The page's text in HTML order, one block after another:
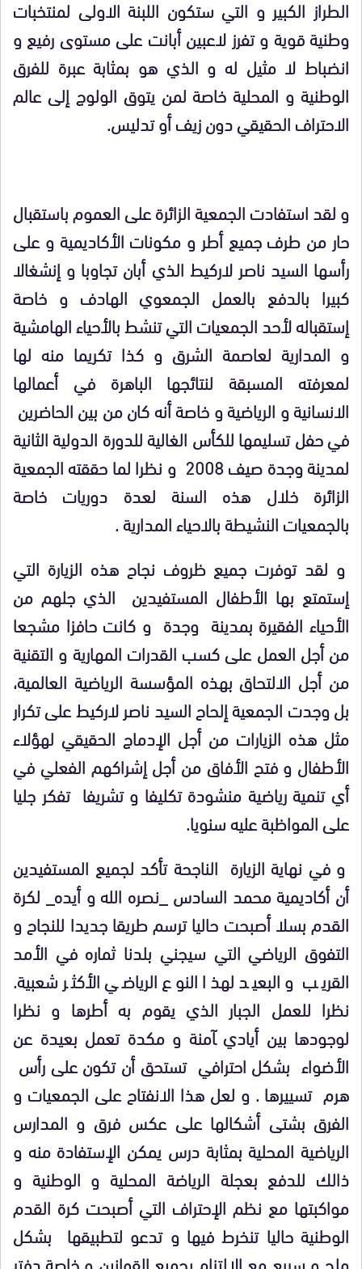
الطراز الكبير و التي ستكون اللبنة الاولى لمنتخبات
وطنية قوية و تفرز لاعبين أبانت على مستوى رفيع و
انضباط لا مثيل له و الذي هو بمثابة عبرة للفرق
الوطنية و المحلية خاصة لمن يتوق الولوج إلى عالم
الاحتراف الحقيقي دون زيف أو تدليس.
و لقد استفادت الجمعية الزائرة على العموم باستقبال
حار من طرف جميع أطر و مكونات الأكاديمية و على
رأسها السيد ناصر لاركيط الذي أبان تجاوبا و إنشغالا
كبيرا بالدفع بالعمل الجمعوي الهادف و خاصة
إستقباله لأحد الجمعيات التي تنشط بالأحياء الهامشية
و المدارية لعاصمة الشرق و كذا تكريما منه لها
لمعرفته المسبقة لنتائجها الباهرة في أعمالها
الانسانية و الرياضية و خاصة أنه كان من بين الحاضرين
في حفل تسليمها للكأس الغالية للدورة الدولية الثانية
لمدينة وجدة صيف 2008 و نظرا لما حققته الجمعية
الزائرة خلال هذه السنة لعدة دوريات خاصة
بالجمعيات النشيطة بالاحياء المدارية .
و لقد توفرت جميع ظروف نجاح هذه الزيارة التي
إستمتع بها الأطفال المستفيدين الذي جلهم من
الأحياء الفقيرة بمدينة وجدة و كانت حافزا مشجعا
من أجل العمل على كسب القدرات المهارية و التقنية
من أجل الالتحاق بهذه المؤسسة الرياضية العالمية،
بل وجدت الجمعية إلحاح السيد ناصر لاركيط على تكرار
مثل هذه الزيارات من أجل الإدماج الحقيقي لهؤلاء
الأطفال و فتح الأفاق من أجل إشراكهم الفعلي في
أي تنمية رياضية منشودة تكليفا و تشريفا تفكر جليا
على المواظبة عليه سنويا.
و في نهاية الزيارة الناجحة تأكد لجميع المستفيدين
أن أكاديمية محمد السادس _نصره الله و أيده_ لكرة
القدم بسلا أصبحت حاليا ترسم طريقا جديدا للنجاح و
التفوق الرياضي التي سيجني بلدنا ثماره في الأمد
القريب و البعيد لهذا النوع الرياضي الأكثر شعبية.
نظرا للعمل الجبار الذي يقوم به أطرها و نظرا
لوجودها بين أيادي ﺂمنة و مكدة تعمل بعيدة عن
الأضواء بشكل احترافي تستحق أن تكون على رأس
هرم تسييرها . و لعل هذا الانفتاح على الجمعيات و
الفرق بشتى أشكالها على عكس فرق و المدارس
الرياضية المحلية بمثابة درس يمكن الإستفادة منه و
ذالك للدفع بعجلة الرياضة المحلية و الوطنية و
مواكبتها مع نظم الإحتراف التي أصبحت كرة القدم
الوطنية حاليا تنخرط فيها و تدعو لتطبيقها بشكل